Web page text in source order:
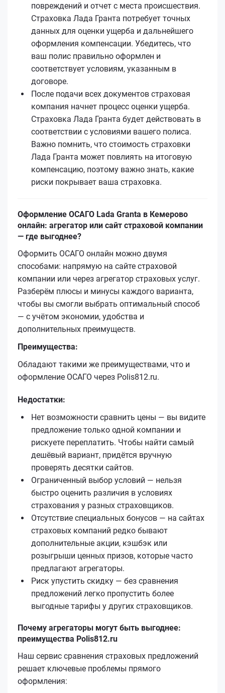
повреждений и отчет с места происшествия.
Страховка Лада Гранта потребует точных
данных для оценки ущерба и дальнейшего
оформления компенсации. Убедитесь, что
ваш полис правильно оформлен и
соответствует условиям, указанным в
договоре.
После подачи всех документов страховая
компания начнет процесс оценки ущерба.
Страховка Лада Гранта будет действовать в
соответствии с условиями вашего полиса.
Важно помнить, что стоимость страховки
Лада Гранта может повлиять на итоговую
компенсацию, поэтому важно знать, какие
риски покрывает ваша страховка.
Оформление ОСАГО Lada Granta в Кемерово
онлайн: агрегатор или сайт страховой компании
— где выгоднее?
Оформить ОСАГО онлайн можно двумя
способами: напрямую на сайте страховой
компании или через агрегатор страховых услуг.
Разберём плюсы и минусы каждого варианта,
чтобы вы смогли выбрать оптимальный способ
— с учётом экономии, удобства и
дополнительных преимуществ.
Преимущества:
Обладают такими же преимуществами, что и
оформление ОСАГО через Polis812.ru.
Недостатки:
Нет возможности сравнить цены — вы видите
предложение только одной компании и
рискуете переплатить. Чтобы найти самый
дешёвый вариант, придётся вручную
проверять десятки сайтов.
Ограниченный выбор условий — нельзя
быстро оценить различия в условиях
страхования у разных страховщиков.
Отсутствие специальных бонусов — на сайтах
страховых компаний редко бывают
дополнительные акции, кэшбэк или
розыгрыши ценных призов, которые часто
предлагают агрегаторы.
Риск упустить скидку — без сравнения
предложений легко пропустить более
выгодные тарифы у других страховщиков.
Почему агрегаторы могут быть выгоднее:
преимущества Polis812.ru
Наш сервис сравнения страховых предложений
решает ключевые проблемы прямого
оформления: